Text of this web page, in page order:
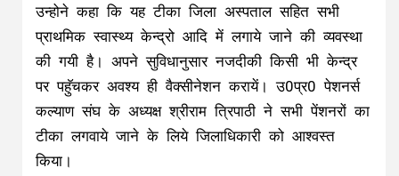
उन्होने कहा कि यह टीका जिला अस्पताल सहित सभी
प्राथमिक स्वास्थ्य केन्द्रो आदि में लगाये जाने की व्यवस्था
की गयी है। अपने सुविधानुसार नजदीकी किसी भी केन्द्र
पर पहुॅचकर अवश्य ही वैक्सीनेशन करायें। उ0प्र0 पेशनर्स
कल्याण संघ के अध्यक्ष श्रीराम त्रिपाठी ने सभी पेंशनरों का
टीका लगवाये जाने के लिये जिलाधिकारी को आश्वस्त
किया।